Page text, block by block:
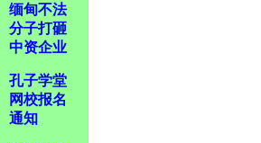
缅甸不法
分子打砸
中资企业
孔子学堂
网校报名
通知